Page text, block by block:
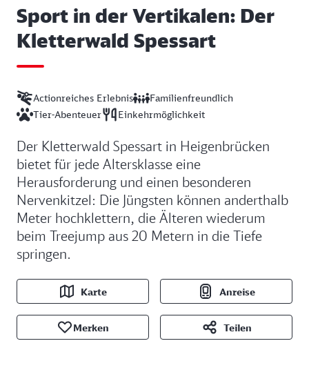
Sport in der Vertikalen: Der
Kletterwald Spessart
Actionreiches Erlebnis
Familienfreundlich
Tier-Abenteuer
Einkehrmöglichkeit
Der Kletterwald Spessart in Heigenbrücken
bietet für jede Altersklasse eine
Herausforderung und einen besonderen
Nervenkitzel: Die Jüngsten können anderthalb
Meter hochklettern, die Älteren wiederum
beim Treejump aus 20 Metern in die Tiefe
springen.
Karte Anreise
Merken Teilen